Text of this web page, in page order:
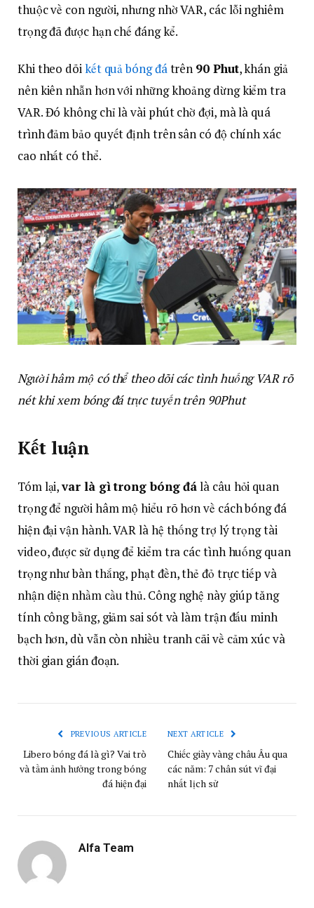
thuộc về con người, nhưng nhờ VAR, các lỗi nghiêm
trọng đã được hạn chế đáng kể.
Khi theo dõikết quả bóng đátrên 90 Phut, khán giả
nên kiên nhẫn hơn với những khoảng dừng kiểm tra
VAR. Đó không chỉ là vài phút chờ đợi, mà là quá
trình đảm bảo quyết định trên sân có độ chính xác
cao nhất có thể.
Người hâm mộ có thể theo dõi các tình huống VAR rõ
nét khi xem bóng đá trực tuyến trên 90Phut
Kết luận
Tóm lại,var là gì trong bóng đálà câu hỏi quan
trọng để người hâm mộ hiểu rõ hơn về cách bóng đá
hiện đại vận hành. VAR là hệ thống trợ lý trọng tài
video, được sử dụng để kiểm tra các tình huống quan
trọng như bàn thắng, phạt đền, thẻ đỏ trực tiếp và
nhận diện nhầm cầu thủ. Công nghệ này giúp tăng
tính công bằng, giảm sai sót và làm trận đấu minh
bạch hơn, dù vẫn còn nhiều tranh cãi về cảm xúc và
thời gian gián đoạn.
PREVIOUS ARTICLE
Libero bóng đá là gì? Vai trò
và tầm ảnh hưởng trong bóng
đá hiện đại
NEXT ARTICLE
Chiếc giày vàng châu Âu qua
các năm: 7 chân sút vĩ đại
nhất lịch sử
Alfa Team